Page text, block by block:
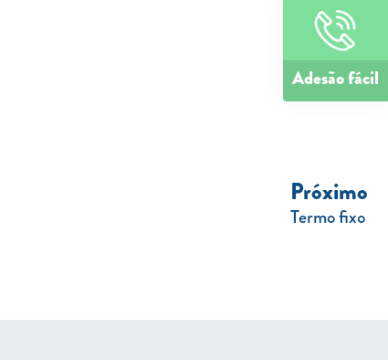
Próximo
Termo fixo
Adesão fácil